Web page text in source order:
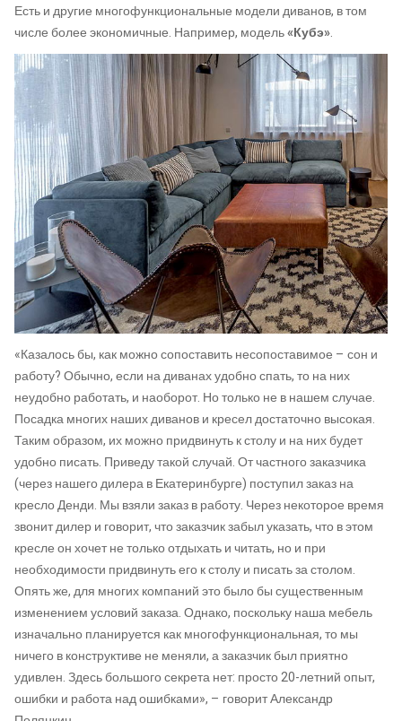
Есть и другие многофункциональные модели диванов, в том
числе более экономичные. Например, модель«Кубэ».
«Казалось бы, как можно сопоставить несопоставимое – сон и
работу? Обычно, если на диванах удобно спать, то на них
неудобно работать, и наоборот. Но только не в нашем случае.
Посадка многих наших диванов и кресел достаточно высокая.
Таким образом, их можно придвинуть к столу и на них будет
удобно писать. Приведу такой случай. От частного заказчика
(через нашего дилера в Екатеринбурге) поступил заказ на
кресло Денди. Мы взяли заказ в работу. Через некоторое время
звонит дилер и говорит, что заказчик забыл указать, что в этом
кресле он хочет не только отдыхать и читать, но и при
необходимости придвинуть его к столу и писать за столом.
Опять же, для многих компаний это было бы существенным
изменением условий заказа. Однако, поскольку наша мебель
изначально планируется как многофункциональная, то мы
ничего в конструктиве не меняли, а заказчик был приятно
удивлен. Здесь большого секрета нет: просто 20-летний опыт,
ошибки и работа над ошибками», – говорит Александр